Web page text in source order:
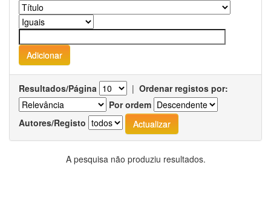
Resultados/Página | Ordenar registos por:
Por ordem
Autores/Registo
A pesquisa não produziu resultados.